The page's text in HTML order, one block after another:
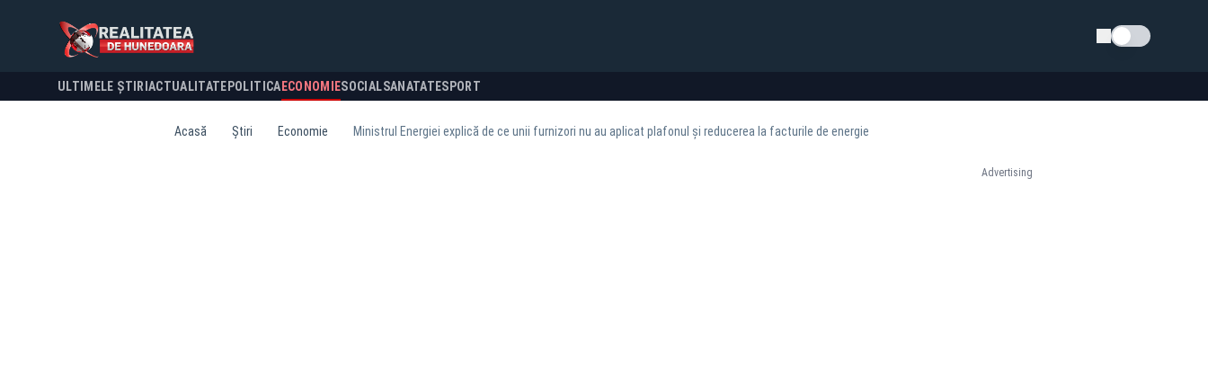
Schimba tema
ULTIMELE ȘTIRI ACTUALITATE POLITICA ECONOMIESOCIALSANATATESPORT
Acasă Știri Economie Ministrul Energiei explică de ce unii furnizori nu au aplicat plafonul și reducerea la facturile de energie
Advertising